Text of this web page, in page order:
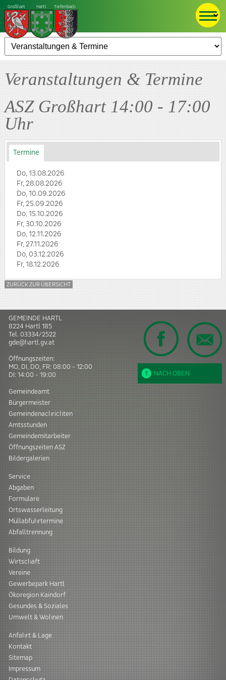
Großhart Hartl Tiefenbach
Veranstaltungen & Termine
ASZ Großhart 14:00 - 17:00
Uhr
Termine
Do, 13.08.2026
Fr, 28.08.2026
Do, 10.09.2026
Fr, 25.09.2026
Do, 15.10.2026
Fr, 30.10.2026
Do, 12.11.2026
Fr, 27.11.2026
Do, 03.12.2026
Fr, 18.12.2026
ZURÜCK ZUR ÜBERSICHT
NACH OBEN
GEMEINDE HARTL
8224 Hartl185
Tel. 03334/2522
gde@hartl.gv.at
Öffnungszeiten:
MO, DI, DO, FR: 08:00 - 12:00
DI: 14:00 - 19:00
Gemeindeamt
Bürgermeister
Gemeindenachrichten
Amtsstunden
Gemeindemitarbeiter
Öffnungszeiten ASZ
Bildergalerien
Service
Abgaben
Formulare
Ortswasserleitung
Müllabfuhrtermine
Abfalltrennung
Bildung
Wirtschaft
Vereine
Gewerbepark Hartl
Ökoregion Kaindorf
Gesundes & Soziales
Umwelt & Wohnen
Anfahrt & Lage
Kontakt
Sitemap
Impressum